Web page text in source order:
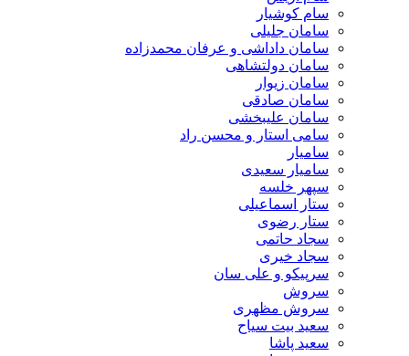
سام کوشیار
سامان جلیلی
سامان داداشی و عرفان محمدزاده
سامان دولتشاهی
سامان زیوار
سامان صادقی
سامان علیبخشی
سامی استار و محسن راد
سامیار
سامیار سعیدی
سپهر خلسه
ستار اسماعیلی
ستار رضوی
سجاد حاتمی
سجاد خیری
سرپیکو و علی سان
سروش
سروش مظهری
سعید بیت سیاح
سعید پاشا